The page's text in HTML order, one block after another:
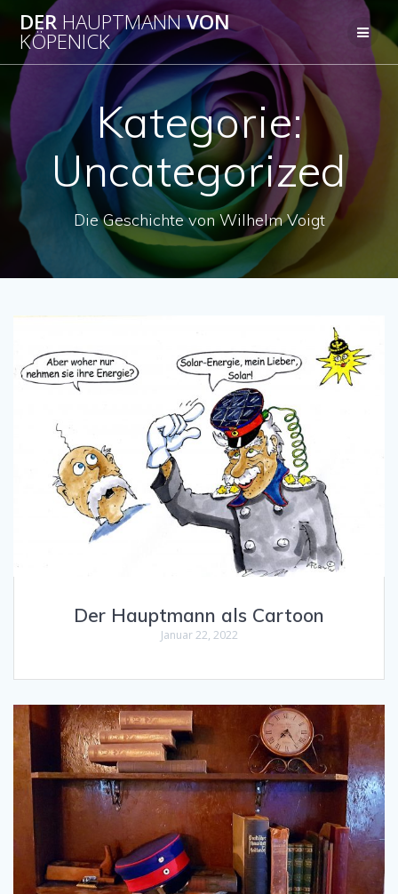
Zum
Inhalt
springen
DER HAUPTMANNVON
KÖPENICK
Kategorie:
Uncategorized
Die Geschichte von Wilhelm Voigt
Der Hauptmann als Cartoon
Januar 22, 2022